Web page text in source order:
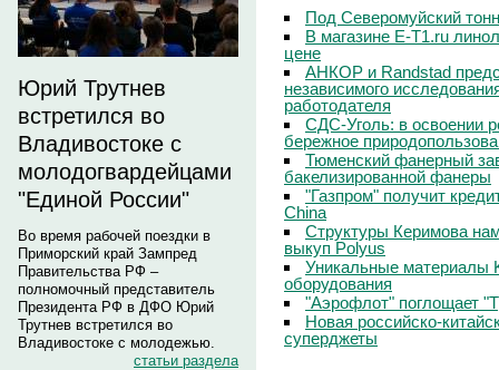
Юрий Трутнев
встретился во
Владивостоке с
молодогвардейцами
"Единой России"
Во время рабочей поездки в
Приморский край Зампред
Правительства РФ –
полномочный представитель
Президента РФ в ДФО Юрий
Трутнев встретился во
Владивостоке с молодежью.
статьи раздела
Под Северомуйский
В магазине E-T1.ru
цене
АНКОР и Randstad
независимого
работодателя
СДС-Уголь: в освоении
бережное
Тюменский фанерный
бакелизированной фанеры
"Газпром" получит
China
Структуры Керимова
выкуп Polyus
Уникальные материалы
оборудования
"Аэрофлот" поглощает
Новая российско-
суперджеты